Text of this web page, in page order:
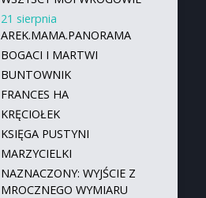
21 sierpnia
AREK.MAMA.PANORAMA
BOGACI I MARTWI
BUNTOWNIK
FRANCES HA
KRĘCIOŁEK
KSIĘGA PUSTYNI
MARZYCIELKI
NAZNACZONY: WYJŚCIE Z
MROCZNEGO WYMIARU